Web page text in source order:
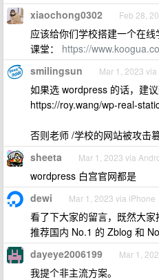
xiaochong0302 Feb 28,
应该给你们学校搭建一个在
课堂： https://
smilingsun Mar 1, 2023
如果选 wordpress 的话，建
https://roy.wang/wp-real-
否则老师 /学校的网站被攻击
sheeta Mar 1, 2023 via
wordpress 白宫官网都是
dewi Mar 1, 2023 via iPhone
看了下大家的留言，既然大
推荐国内 No.1 的 Zblog 和
dayeye2006199 Mar 1,
我提个非主流方案。